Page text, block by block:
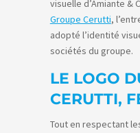
visuelle d’Amiante &
Groupe Cerutti,
adopté l’identité
sociétés du groupe.
LE LOGO
CERUTTI,
Tout en respectant